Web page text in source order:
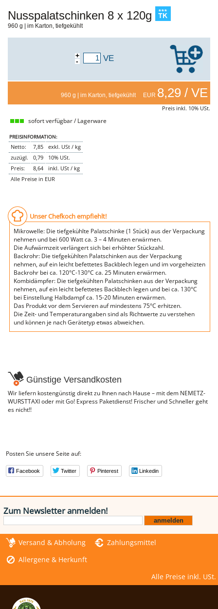
NEMETZ-DOGS
Hundefutter
nass
trocken
Nusspalatschinken 8 x 120g
960 g | im Karton, tiefgekühlt
+
- VE
960 g | im Karton, tiefgekühlt EUR 8,29 / VE
Preis inkl. 10% USt.
sofort verfügbar / Lagerware
PREISINFORMATION:
Netto: 7,85
exkl. USt / kg
zuzügl.
0,79
10% USt.
Preis:
8,64
inkl. USt / kg
Alle Preise in EUR
Unser Chefkoch empfiehlt!
Mikrowelle: Die tiefgekühlte Palatschinke (1 Stück) aus der Verpackung
nehmen und bei 600 Watt ca. 3 – 4 Minuten erwärmen.
Die Aufwärmzeit verlängert sich bei erhöhter Stückzahl.
Backrohr: Die tiefgekühlten Palatschinken aus der Verpackung
nehmen, auf ein leicht befettetes Backblech legen und im vorgeheizten
Backrohr bei ca. 120°C-130°C ca. 25 Minuten erwärmen.
Kombidämpfer: Die tiefgekühlten Palatschinken aus der Verpackung
nehmen, auf ein leicht befettetes Backblech legen und bei ca. 130°C
bei Einstellung Halbdampf ca. 15-20 Minuten erwärmen.
Das Produkt vor dem Servieren auf mindestens 75°C erhitzen.
Die Zeit- und Temperaturangaben sind als Richtwerte zu verstehen
und können je nach Gerätetyp etwas abweichen.
Günstige Versandkosten
Wir liefern kostengünstig direkt zu Ihnen nach Hause – mit dem NEMETZ-
WURSTTAXI oder mit Go! Express Paketdienst! Frischer und Schneller geht
es nicht!!
Posten Sie unsere Seite auf:
Facebook Twitter Pinterest Linkedin
Zum Newsletter anmelden!
Versand & Abholung
Zahlungsmittel
Allergene & Herkunft
Alle Preise inkl. USt.